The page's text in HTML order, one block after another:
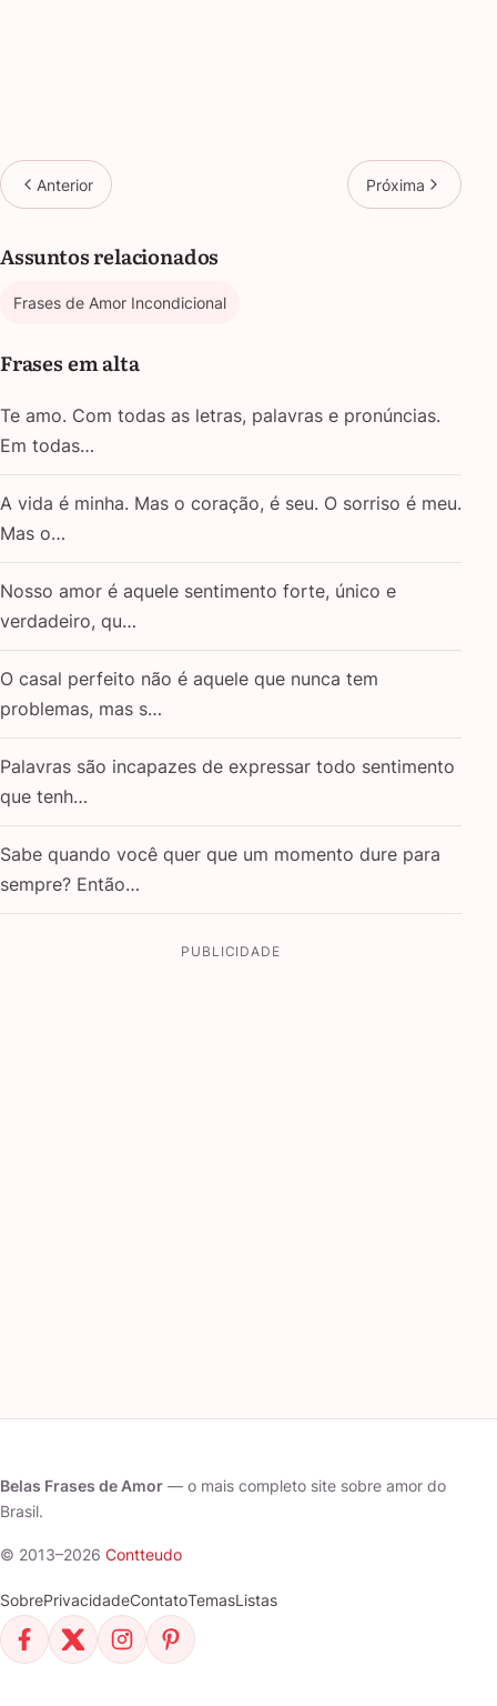
Anterior Próxima
Assuntos relacionados
Frases de Amor Incondicional
Frases em alta
Te amo. Com todas as letras, palavras e pronúncias.
Em todas…
A vida é minha. Mas o coração, é seu. O sorriso é meu.
Mas o…
Nosso amor é aquele sentimento forte, único e
verdadeiro, qu…
O casal perfeito não é aquele que nunca tem
problemas, mas s…
Palavras são incapazes de expressar todo sentimento
que tenh…
Sabe quando você quer que um momento dure para
sempre? Então…
PUBLICIDADE
Belas Frases de Amor — o mais completo site sobre amor do
Brasil.
© 2013–2026 Contteudo
SobrePrivacidadeContatoTemasListas